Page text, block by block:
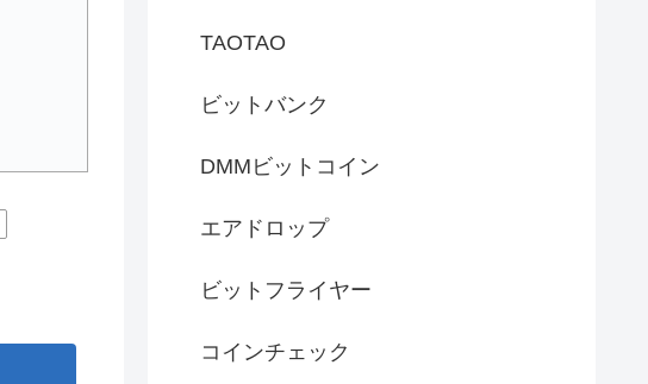
TAOTAO
ビットバンク
DMMビットコイン
エアドロップ
ビットフライヤー
コインチェック